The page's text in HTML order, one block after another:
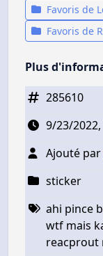
Favoris de
Favoris de
Plus
285610
9/23/2022,
Ajouté par
sticker
ahi pince
wtf mais
reacprout